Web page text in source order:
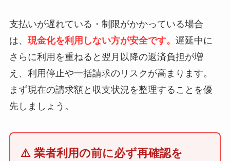
支払いが遅れている・制限がかかっている場合
は、 現金化を利用しない方が安全です。 遅延中に
さらに利用を重ねると翌月以降の返済負担が増
え、利用停止や一括請求のリスクが高まります。
まず現在の請求額と収支状況を整理することを優
先しましょう。
⚠️ 業者利用の前に必ず再確認を